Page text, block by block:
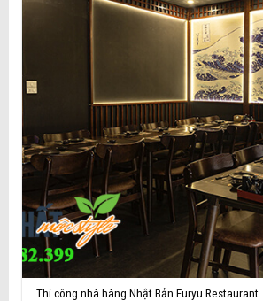
Thi công nhà hàng Nhật Bản Furyu Restaurant